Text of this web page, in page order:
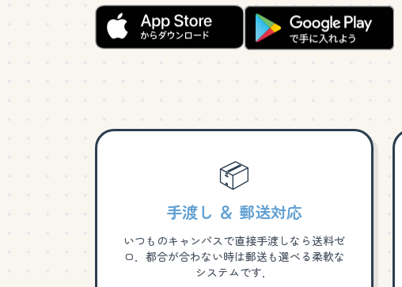
📦
手渡し ＆ 郵送対応
いつものキャンパスで直接手渡しなら送料ゼ
ロ．都合が合わない時は郵送も選べる柔軟な
システムです．